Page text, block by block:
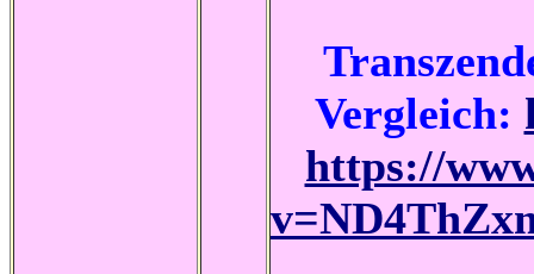
Vergleich:
https://